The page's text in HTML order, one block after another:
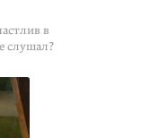
в
слушал?